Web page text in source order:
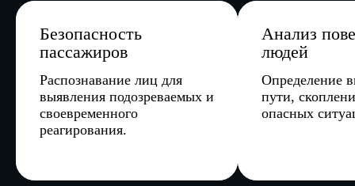
Анализ поведения
людей
Определение выхода на
пути, скоплений и других
опасных ситуаций.
Мониторинг
состояния
Выявление